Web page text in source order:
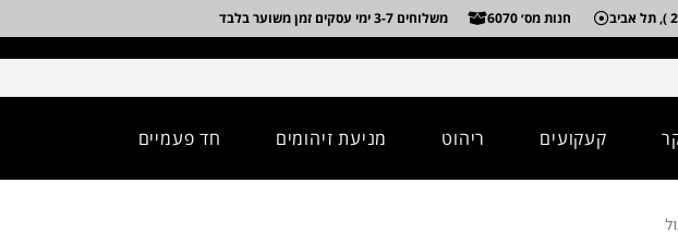
חנות מס׳ 6070 משלוחים 3-7 ימי עסקים זמן משוער בלבד
קעקועים ריהוט מניעת זיהומים חד פעמיים